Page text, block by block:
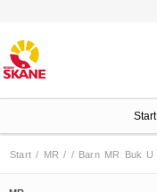
Start
Start / MR / / Barn MR Buk U
4. Övre extremitet
7. Hjärta